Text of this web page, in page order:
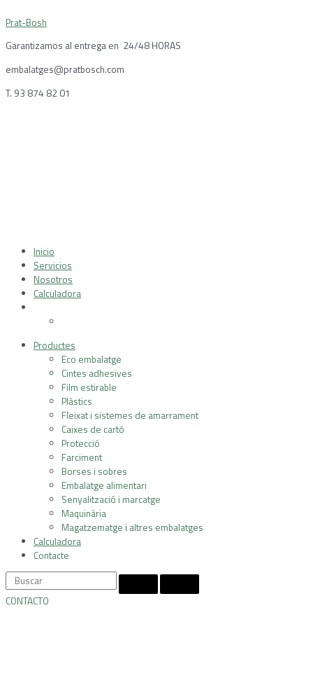
al
contenido
Prat-Bosh
Garantizamos al entrega en 24/48 HORAS
embalatges@pratbosch.com
T. 93 874 82 01
Menú
Inicio
Servicios
Nosotros
Calculadora
Productes
Eco embalatge
Cintes adhesives
Film estirable
Plàstics
Fleixat i sistemes de amarrament
Caixes de cartó
Protecció
Farciment
Borses i sobres
Embalatge alimentari
Senyalització i marcatge
Maquinària
Magatzematge i altres embalatges
Calculadora
Contacte
CONTACTO